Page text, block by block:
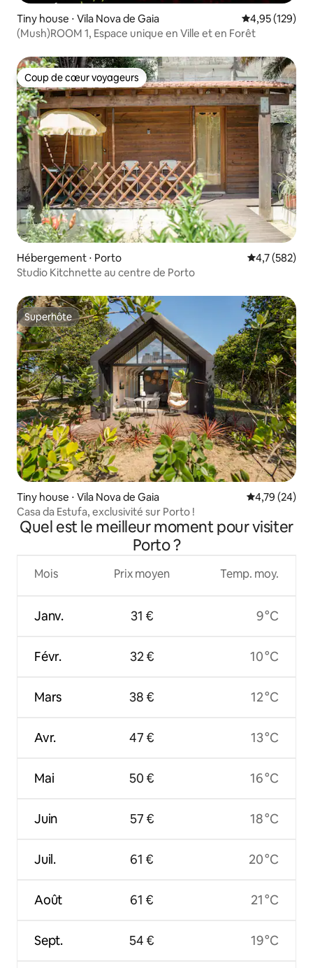
Tiny house ⋅ Vila Nova de Gaia Évaluation
4,95 (129)
(Mush)ROOM 1, Espace unique en Ville et en Forêt
Coup de cœur voyageurs
Coup de cœur voyageurs
Hébergement ⋅ Porto Évaluation
4,7 (582)
Studio Kitchnette au centre de Porto
Superhôte
Superhôte
Tiny house ⋅ Vila Nova de Gaia Évaluation
4,79 (24)
Casa da Estufa, exclusivité sur Porto !
Quel est le meilleur moment pour visiter
Porto ?
Mois
Janv.
Févr.
Mars
Avr.
Mai
Juin
Juil.
Août
Sept.
Prix moyen
31 €
32 €
38 €
47 €
50 €
57 €
61 €
61 €
54 €
Temp. moy.
9 °C
10 °C
12 °C
13 °C
16 °C
18 °C
20 °C
21 °C
19 °C